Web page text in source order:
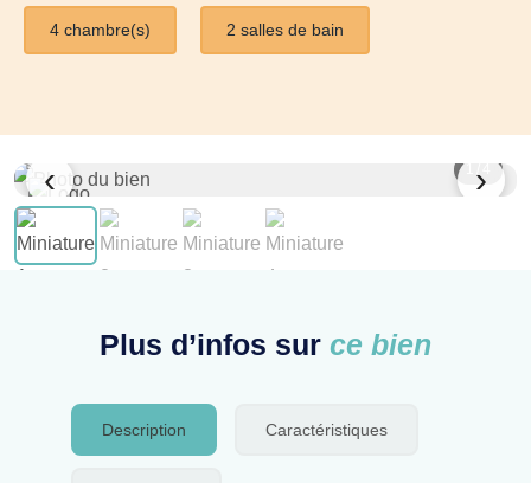
4 chambre(s) 2 salles de bain
‹ ›
Plus d’infos sur ce bien
Description Caractéristiques